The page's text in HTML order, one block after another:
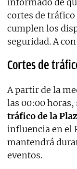
cortes de
cumplen los
seguridad. A
Cortes de
A partir de la
las 00:00
tráfico de la
influencia en el
mantendrá
eventos.